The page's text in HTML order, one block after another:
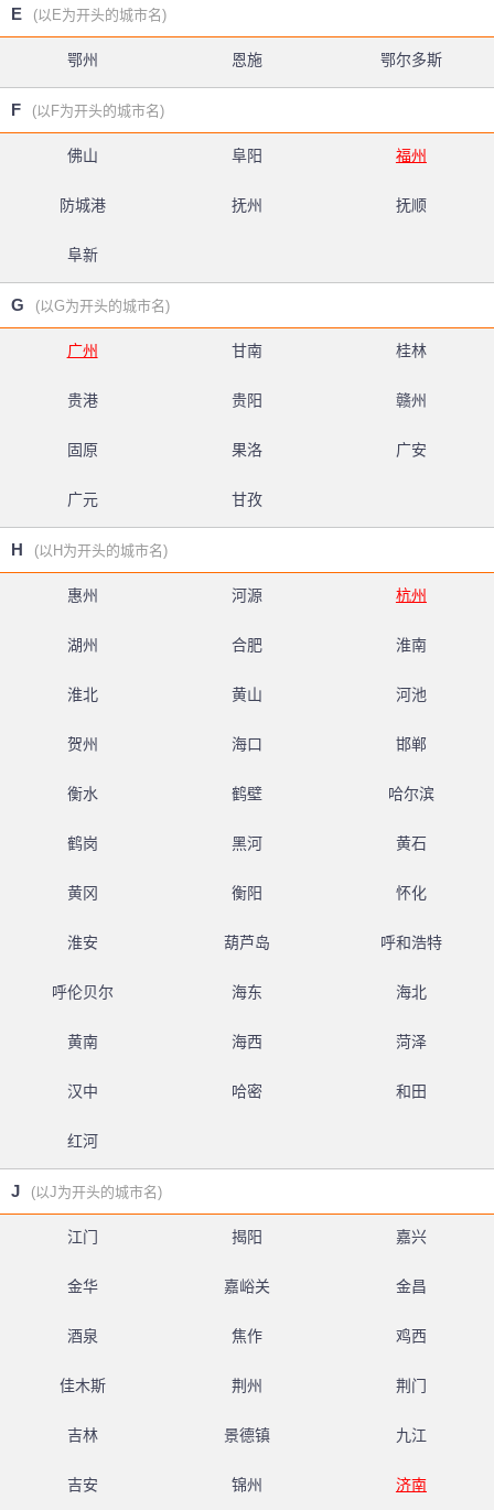
E (以E为开头的城市名)
鄂州 恩施 鄂尔多斯
F (以F为开头的城市名)
佛山 阜阳 福州
防城港 抚州 抚顺
阜新
G (以G为开头的城市名)
广州 甘南 桂林
贵港 贵阳 赣州
固原 果洛 广安
广元 甘孜
H (以H为开头的城市名)
惠州 河源 杭州
湖州 合肥 淮南
淮北 黄山 河池
贺州 海口 邯郸
衡水 鹤壁 哈尔滨
鹤岗 黑河 黄石
黄冈 衡阳 怀化
淮安 葫芦岛 呼和浩特
呼伦贝尔 海东 海北
黄南 海西 菏泽
汉中 哈密 和田
红河
J (以J为开头的城市名)
江门 揭阳 嘉兴
金华 嘉峪关 金昌
酒泉 焦作 鸡西
佳木斯 荆州 荆门
吉林 景德镇 九江
吉安 锦州 济南